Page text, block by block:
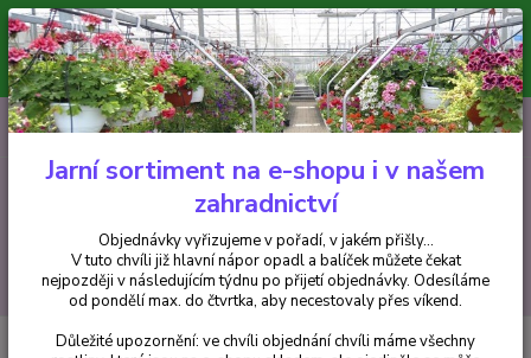
Minimální hodnota pro odeslání z e-shopu je 300 Kč.
V tuto chvíli již hlavní nápor objednávek opadl a balíček můžete čekat
nejpozději v následujícím týdnu po přijetí objednávky. Objednávky
vyřizujeme v pořadí, v jakém přišly...
CZK
Hledat
+420 602 223 614 0ks
za0 Kč
Fuchsie Johanna Rosenbach Fuchsie - 1 ks
Jarní sortiment na e-shopu i v našem
zahradnictví
Objednávky vyřizujeme v pořadí, v jakém přišly...
V tuto chvíli již hlavní nápor opadl a balíček můžete čekat
nejpozději v následujícím týdnu po přijetí objednávky. Odesíláme
od pondělí max. do čtvrtka, aby necestovaly přes víkend.
Důležité upozornění: ve chvíli objednání chvíli máme všechny